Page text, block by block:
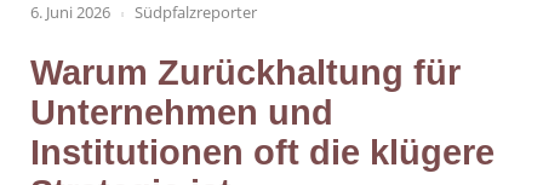
6. Juni 2026 Südpfalzreporter
Warum Zurückhaltung für
Unternehmen und
Institutionen oft die klügere